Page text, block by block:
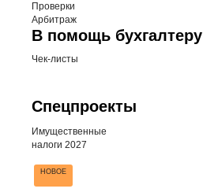
Проверки
Арбитраж
В помощь бухгалтеру
Чек-листы
Спецпроекты
Имущественные
налоги 2027
НОВОЕ